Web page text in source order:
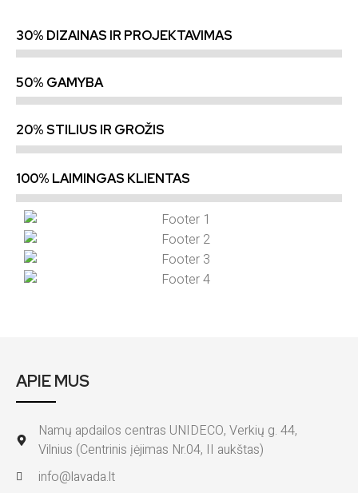
30% DIZAINAS IR PROJEKTAVIMAS
50% GAMYBA
20% STILIUS IR GROŽIS
100% LAIMINGAS KLIENTAS
APIE MUS
Namų apdailos centras UNIDECO, Verkių g. 44,
Vilnius (Centrinis įėjimas Nr.04, II aukštas)
info@lavada.lt